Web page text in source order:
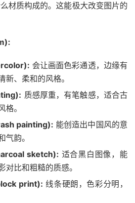
材质构成的。这能极大改变图片的
会让画面色彩通透，边缘有
新、柔和的风格。
质感厚重，有笔触感，适合古
格。
painting): 能创造出中国风的意
气韵。
sketch): 适合黑白图像，能
对比和粗糙的质感。
print): 线条硬朗，色彩分明，